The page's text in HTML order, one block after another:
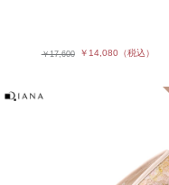
￥17,600 ￥14,080（税込）